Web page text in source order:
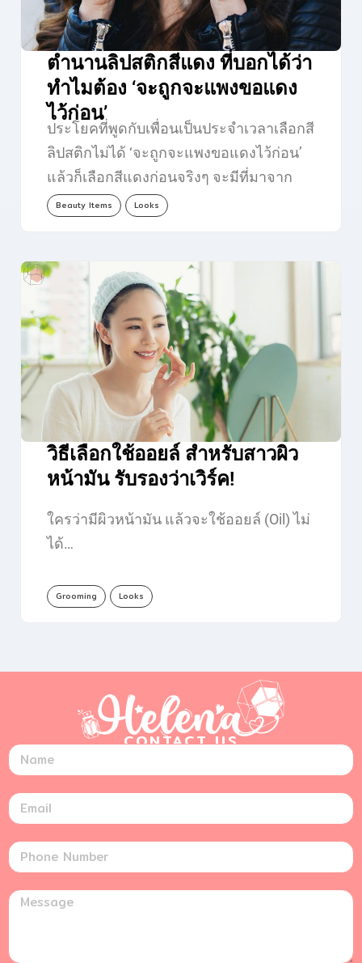
ตำนานลิปสติกสีแดง ที่บอกได้ว่า
ทำไมต้อง ‘จะถูกจะแพงขอแดง
ไว้ก่อน’
ประโยคที่พูดกับเพื่อนเป็นประจำเวลาเลือกสี
ลิปสติกไม่ได้ ‘จะถูกจะแพงขอแดงไว้ก่อน’
แล้วก็เลือกสีแดงก่อนจริงๆ จะมีที่มาจาก
อะไร…
Beauty Items Looks
วิธีเลือกใช้ออยล์ สำหรับสาวผิว
หน้ามัน รับรองว่าเวิร์ค!
ใครว่ามีผิวหน้ามัน แล้วจะใช้ออยล์ (Oil) ไม่
ได้…
Grooming Looks
CONTACT US